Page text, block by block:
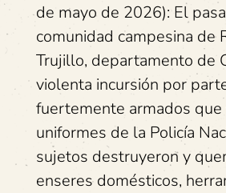
de mayo de 2026): El
comunidad campesina de
Trujillo, departamento de
violenta incursión por
fuertemente armados que
uniformes de la Policía
sujetos destruyeron y
enseres domésticos,